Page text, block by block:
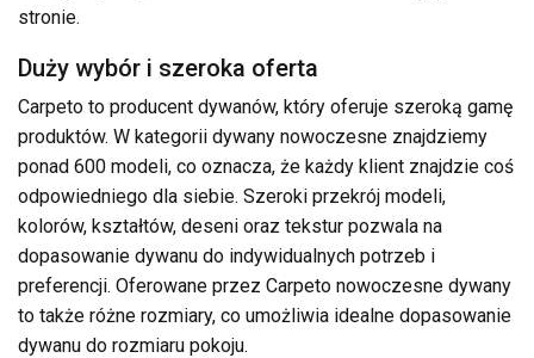
stronie.
Duży wybór i szeroka oferta
Carpeto to producent dywanów, który oferuje szeroką gamę
produktów. W kategorii dywany nowoczesne znajdziemy
ponad 600 modeli, co oznacza, że każdy klient znajdzie coś
odpowiedniego dla siebie. Szeroki przekrój modeli,
kolorów, kształtów, deseni oraz tekstur pozwala na
dopasowanie dywanu do indywidualnych potrzeb i
preferencji. Oferowane przez Carpeto nowoczesne dywany
to także różne rozmiary, co umożliwia idealne dopasowanie
dywanu do rozmiaru pokoju.